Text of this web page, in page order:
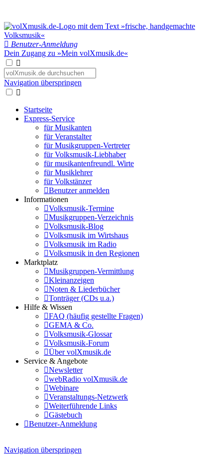
Benutzer-Anmeldung
Dein Zugang zu »Mein volXmusik.de«
Navigation überspringen
Startseite
Express-Service
für Musikanten
für Veranstalter
für Musikgruppen-Vertreter
für Volksmusik-Liebhaber
für musikantenfreundl. Wirte
für Musiklehrer
für Volkstänzer
Benutzer anmelden
Informationen
Volksmusik-Termine
Musikgruppen-Verzeichnis
Volksmusik-Blog
Volksmusik im Wirtshaus
Volksmusik im Radio
Volksmusik in den Regionen
Marktplatz
Musikgruppen-Vermittlung
Kleinanzeigen
Noten & Liederbücher
Tonträger (CDs u.a.)
Hilfe & Wissen
FAQ (häufig gestellte Fragen)
GEMA & Co.
Volksmusik-Glossar
Volksmusik-Forum
Über volXmusik.de
Service & Angebote
Newsletter
webRadio volXmusik.de
Webinare
Veranstaltungs-Netzwerk
Weiterführende Links
Gästebuch
Benutzer-Anmeldung
Navigation überspringen